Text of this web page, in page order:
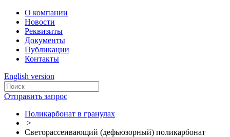
О компании
Новости
Реквизиты
Документы
Публикации
Контакты
English version
Отправить запрос
Поликарбонат в гранулах
>
Светорассеивающий (дефьюзорный) поликарбонат